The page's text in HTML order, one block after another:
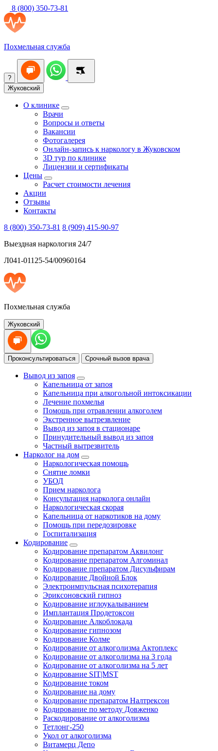
8 (800) 350-73-81
Похмельная служба
?
Жуковский
О клинике
Врачи
Вопросы и ответы
Вакансии
Фотогалерея
Онлайн-запись к наркологу в Жуковском
3D тур по клинике
Лицензии и сертификаты
Цены
Расчет стоимости лечения
Акции
Отзывы
Контакты
8 (800) 350-73-81 8 (909) 415-90-97
Выездная наркология 24/7
Л041-01125-54/00960164
Похмельная служба
Жуковский
Проконсультироваться Срочный вызов врача
Вывод из запоя
Капельница от запоя
Капельница при алкогольной интоксикации
Лечение похмелья
Помощь при отравлении алкоголем
Экстренное вытрезвление
Вывод из запоя в стационаре
Принудительный вывод из запоя
Частный вытрезвитель
Нарколог на дом
Наркологическая помощь
Снятие ломки
УБОД
Прием нарколога
Консультация нарколога онлайн
Наркологическая скорая
Капельница от наркотиков на дому
Помощь при передозировке
Госпитализация
Кодирование
Кодирование препаратом Аквилонг
Кодирование препаратом Алгоминал
Кодирование препаратом Дисульфирам
Кодирование Двойной Блок
Электроимпульсная психотерапия
Эриксоновский гипноз
Кодирование иглоукалыванием
Имплантация Продетоксон
Кодирование Алкоблокада
Кодирование гипнозом
Кодирование Колме
Кодирование от алкоголизма Актоплекс
Кодирование от алкоголизма на 3 года
Кодирование от алкоголизма на 5 лет
Кодирование SIT|MST
Кодирование током
Кодирование на дому
Кодирование препаратом Налтрексон
Кодирование по методу Довженко
Раскодирование от алкоголизма
Тетлонг-250
Укол от алкоголизма
Витамерц Депо